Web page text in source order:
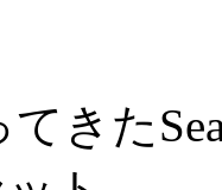
きた